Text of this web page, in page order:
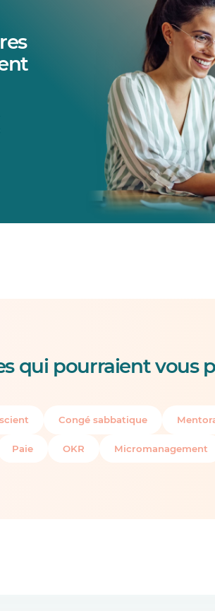
qui pourraient vous
Congé sabbatique
Paie OKR Micromanagement